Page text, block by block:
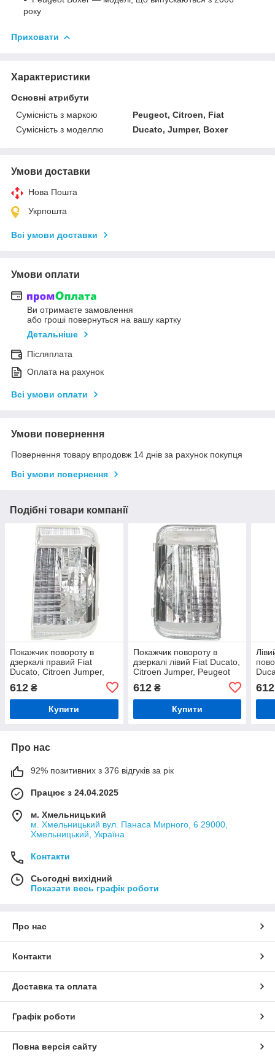
року
Приховати
Характеристики
Основні атрибути
Сумісність з маркою
Peugeot, Citroen, Fiat
Сумісність з моделлю
Ducato, Jumper, Boxer
Умови доставки
Нова Пошта
Укрпошта
Всі умови доставки
Умови оплати
Ви отримаєте замовлення
або гроші повернуться на вашу картку
Детальніше
Післяплата
Оплата на рахунок
Всі умови оплати
Умови повернення
Повернення товару впродовж 14 днів за рахунок покупця
Всі умови повернення
Подібні товари компанії
Покажчик повороту в
дзеркалі правий Fiat
Ducato, Citroen Jumper,
612 ₴
Купити
Покажчик повороту в
дзеркалі лівий Fiat Ducato,
Citroen Jumper, Peugeot
612₴
Купити
612
Про нас
92% позитивних з 376 відгуків за рік
Працює з 24.04.2025
м. Хмельницький
м. Хмельницький вул. Панаса Мирного, 6 29000,
Хмельницький, Україна
Контакти
Сьогодні вихідний
Показати весь графік роботи
Про нас
Контакти
Доставка та оплата
Графік роботи
Повна версія сайту